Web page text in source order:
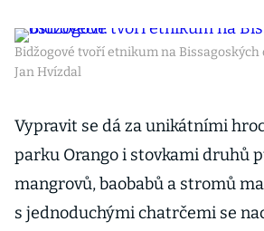
Bidžogové tvoří etnikum na Bissagoských
Jan Hvízdal
Vypravit se dá za unikátními
parku Orango i stovkami druhů
mangrovů, baobabů a stromů
s jednoduchými chatrčemi se